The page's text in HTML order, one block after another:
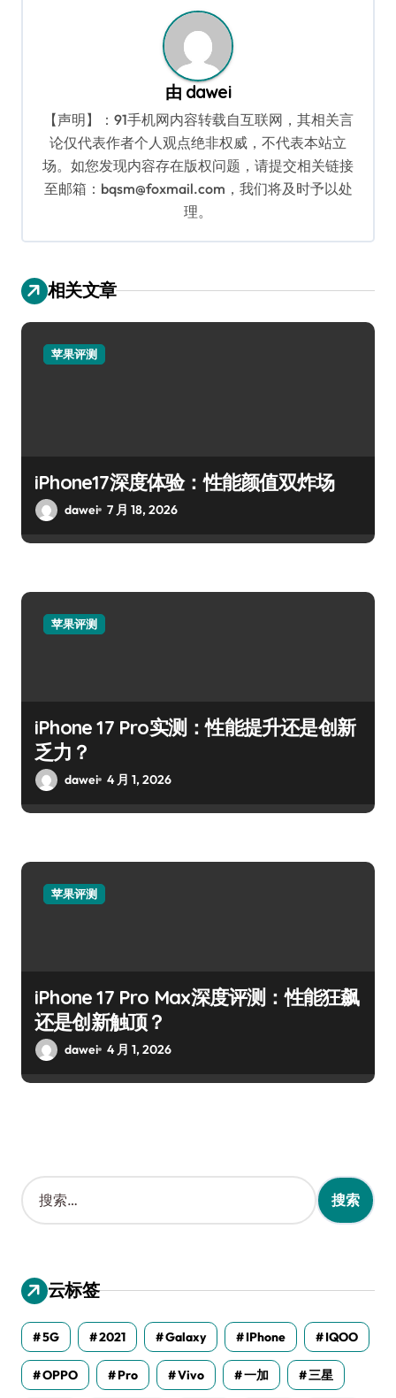
由 dawei
【声明】：91手机网内容转载自互联网，其相关言
论仅代表作者个人观点绝非权威，不代表本站立
场。如您发现内容存在版权问题，请提交相关链接
至邮箱：bqsm@foxmail.com，我们将及时予以处
理。
相关文章
苹果评测
iPhone17深度体验：性能颜值双炸场
dawei 7 月 18, 2026
苹果评测
iPhone 17 Pro实测：性能提升还是创新
乏力？
dawei 4 月 1, 2026
苹果评测
iPhone 17 Pro Max深度评测：性能狂飙
还是创新触顶？
dawei 4 月 1, 2026
搜
索
：
云标签
5G 2021 Galaxy IPhone IQOO
OPPO Pro Vivo 一加 三星